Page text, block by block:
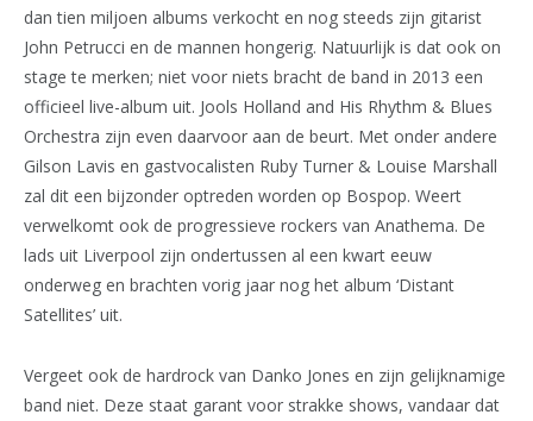
dan tien miljoen albums verkocht en nog steeds zijn gitarist
John Petrucci en de mannen hongerig. Natuurlijk is dat ook on
stage te merken; niet voor niets bracht de band in 2013 een
officieel live-album uit. Jools Holland and His Rhythm & Blues
Orchestra zijn even daarvoor aan de beurt. Met onder andere
Gilson Lavis en gastvocalisten Ruby Turner & Louise Marshall
zal dit een bijzonder optreden worden op Bospop. Weert
verwelkomt ook de progressieve rockers van Anathema. De
lads uit Liverpool zijn ondertussen al een kwart eeuw
onderweg en brachten vorig jaar nog het album ‘Distant
Satellites’ uit.
Vergeet ook de hardrock van Danko Jones en zijn gelijknamige
band niet. Deze staat garant voor strakke shows, vandaar dat